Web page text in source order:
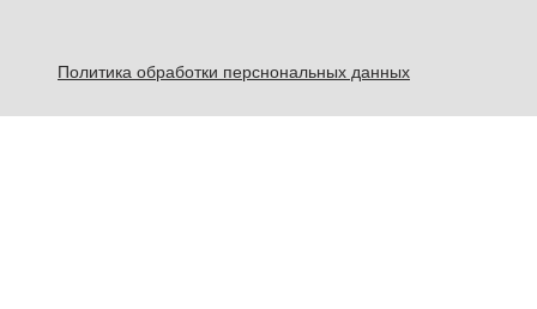
Политика обработки перснональных данных